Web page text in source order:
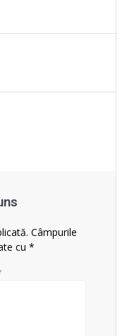
Câmpurile
cu *